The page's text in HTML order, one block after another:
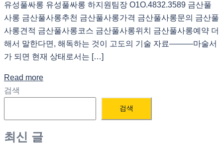
유성풀싸롱 유성풀싸롱 하지원팀장 O1O.4832.3589 금산풀
사롱 금산풀사롱추천 금산풀사롱가격 금산풀사롱문의 금산풀
사롱견적 금산풀사롱코스 금산풀사롱위치 금산풀사롱예약 더
해서 말한다면, 해독하는 것이 고도의 기술 자료―――마술서
가 되면 현재 상태로서는 […]
Read more
검색
검색
최신 글